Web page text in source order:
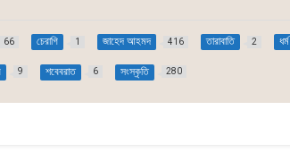
66 চেরাগি 1 জাহেদ আহমদ 416 তারাবাতি 2 ধর্ম
9 শবেবরাত 6 সংস্কৃতি 280